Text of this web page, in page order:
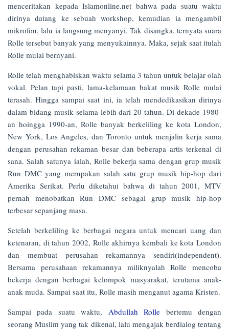
menceritakan kepada Islamonline.net bahwa pada suatu waktu
dirinya datang ke sebuah workshop, kemudian ia mengambil
mikrofon, lalu ia langsung menyanyi. Tak disangka, ternyata suara
Rolle tersebut banyak yang menyukainnya. Maka, sejak saat itulah
Rolle mulai bernyani.
Rolle telah menghabiskan waktu selama 3 tahun untuk belajar olah
vokal. Pelan tapi pasti, lama-kelamaan bakat musik Rolle mulai
terasah. Hingga sampai saat ini, ia telah mendedikasikan dirinya
dalam bidang musik selama lebih dari 20 tahun. Di dekade 1980-
an hoingga 1990-an, Rolle banyak berkeliling ke kota London,
New York, Los Angeles, dan Toronto untuk menjalin kerja sama
dengan perusahan rekaman besar dan beberapa artis terkenal di
sana. Salah satunya ialah, Rolle bekerja sama dengan grup musik
Run DMC yang merupakan salah satu grup musik hip-hop dari
Amerika Serikat. Perlu diketahui bahwa di tahun 2001, MTV
pernah menobatkan Run DMC sebagai grup musik hip-hop
terbesar sepanjang masa.
Setelah berkeliling ke berbagai negara untuk mencari uang dan
ketenaran, di tahun 2002, Rolle akhirnya kembali ke kota London
dan membuat perusahan rekamannya sendiri(independent).
Bersama perusahaan rekamannya miliknyalah Rolle mencoba
bekerja dengan berbagai kelompok masyarakat, terutama anak-
anak muda. Sampai saat itu, Rolle masih menganut agama Kristen.
Sampai pada suatu waktu, Abdullah Rolle bertemu dengan
seorang Muslim yang tak dikenal, lalu mengajak berdialog tentang